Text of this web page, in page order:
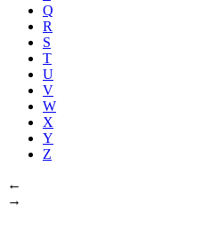
Q
R
S
T
U
V
W
X
Y
Z
←
→